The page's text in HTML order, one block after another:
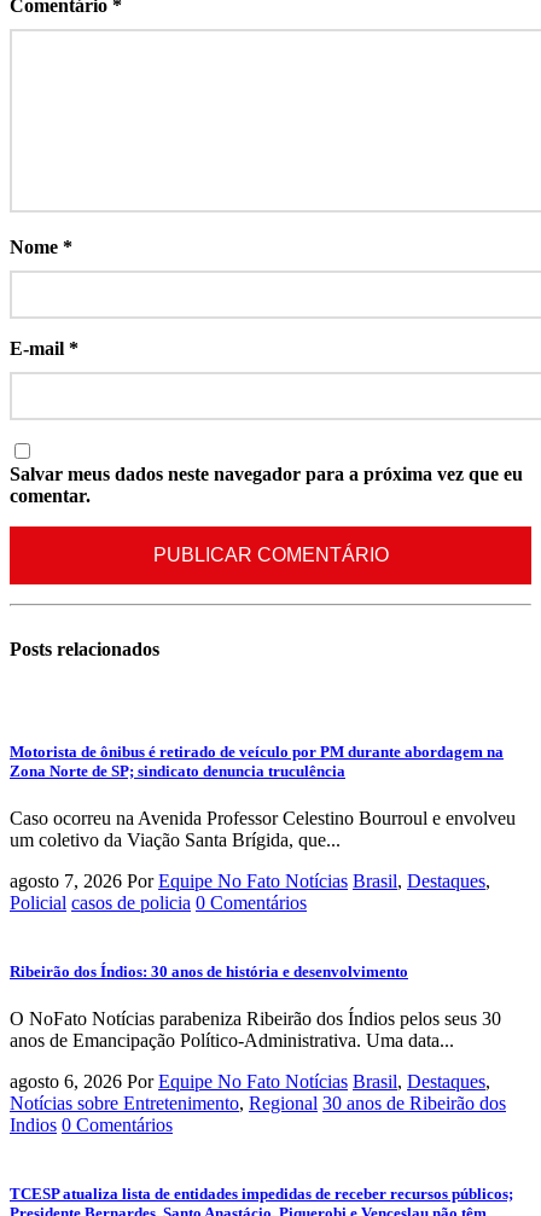
Comentário *
Nome *
E-mail *
Salvar meus dados neste navegador para a próxima vez que eu
comentar.
Posts relacionados
Motorista de ônibus é retirado de veículo por PM durante abordagem na
Zona Norte de SP; sindicato denuncia truculência
Caso ocorreu na Avenida Professor Celestino Bourroul e envolveu
um coletivo da Viação Santa Brígida, que...
agosto 7, 2026 Por Equipe No Fato Notícias Brasil, Destaques,
Policial casos de policia 0 Comentários
Ribeirão dos Índios: 30 anos de história e desenvolvimento
O NoFato Notícias parabeniza Ribeirão dos Índios pelos seus 30
anos de Emancipação Político-Administrativa. Uma data...
agosto 6, 2026 Por Equipe No Fato Notícias Brasil, Destaques,
Notícias sobre Entretenimento, Regional 30 anos de Ribeirão dos
Indios 0 Comentários
TCESP atualiza lista de entidades impedidas de receber recursos públicos;